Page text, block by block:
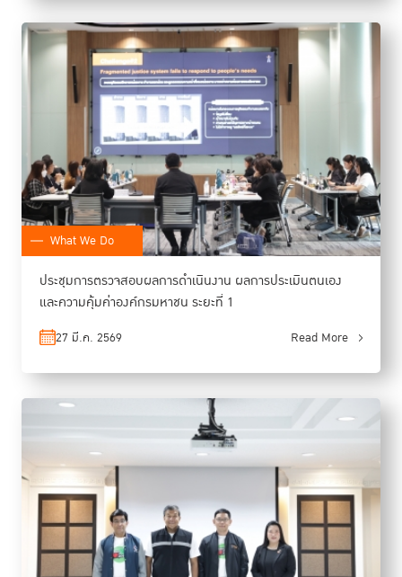
What We Do
ประชุมการตรวจสอบผลการดำเนินงาน ผลการประเมินตนเอง
และความคุ้มค่าองค์กรมหาชน ระยะที่ 1
27 มี.ค. 2569 Read More